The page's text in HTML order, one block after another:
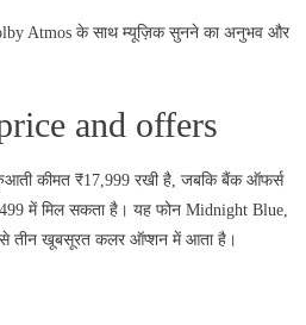
Atmos के साथ म्यूज़िक सुनने का अनुभव और
and offers
कीमत ₹17,999 रखी है, जबकि बैंक ऑफर्स
में मिल सकता है। यह फोन Midnight Blue,
तीन खूबसूरत कलर ऑप्शन में आता है।